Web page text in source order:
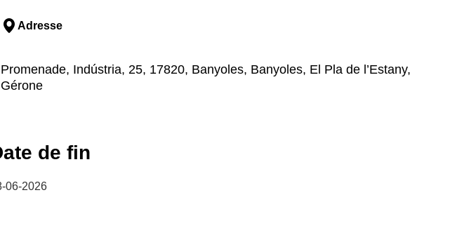
Adresse
Promenade, Indústria, 25, 17820, Banyoles, Banyoles, El Pla de l’Estany,
Gérone
de fin
06-2026